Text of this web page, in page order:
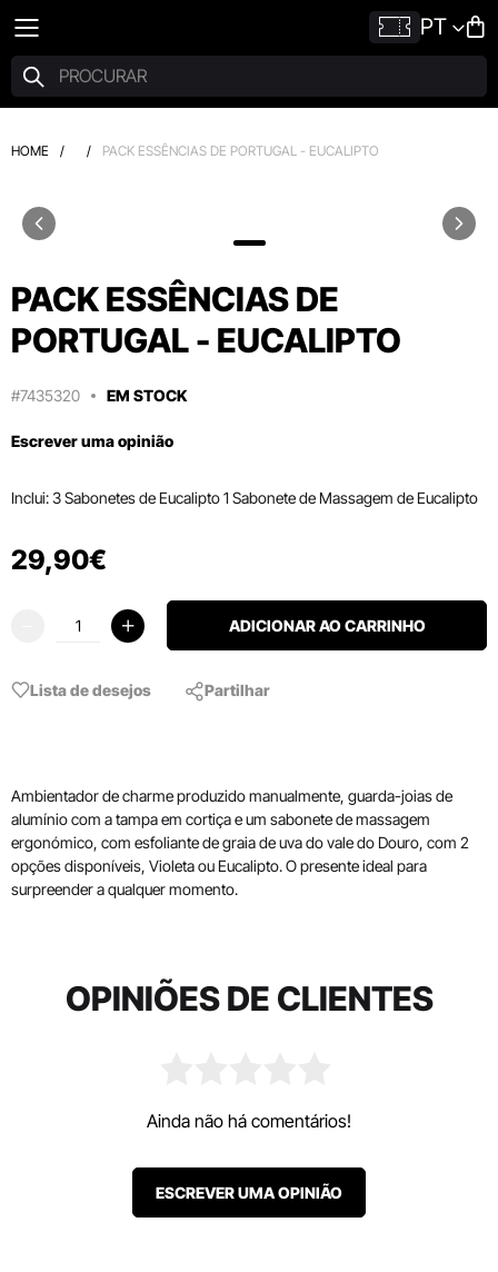
PT
HOME / / PACK ESSÊNCIAS DE PORTUGAL - EUCALIPTO
PACK ESSÊNCIAS DE
PORTUGAL - EUCALIPTO
#7435320 EM STOCK
Escrever uma opinião
Inclui: 3 Sabonetes de Eucalipto 1 Sabonete de Massagem de Eucalipto
29,90€
ADICIONAR AO CARRINHO
Lista de desejos Partilhar
Ambientador de charme produzido manualmente, guarda-joias de
alumínio com a tampa em cortiça e um sabonete de massagem
ergonómico, com esfoliante de graia de uva do vale do Douro, com 2
opções disponíveis, Violeta ou Eucalipto. O presente ideal para
surpreender a qualquer momento.
OPINIÕES DE CLIENTES
Ainda não há comentários!
ESCREVER UMA OPINIÃO